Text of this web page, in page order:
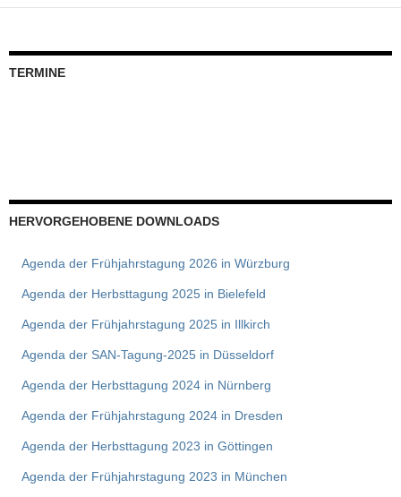
TERMINE
HERVORGEHOBENE DOWNLOADS
Agenda der Frühjahrstagung 2026 in Würzburg
Agenda der Herbsttagung 2025 in Bielefeld
Agenda der Frühjahrstagung 2025 in Illkirch
Agenda der SAN-Tagung-2025 in Düsseldorf
Agenda der Herbsttagung 2024 in Nürnberg
Agenda der Frühjahrstagung 2024 in Dresden
Agenda der Herbsttagung 2023 in Göttingen
Agenda der Frühjahrstagung 2023 in München